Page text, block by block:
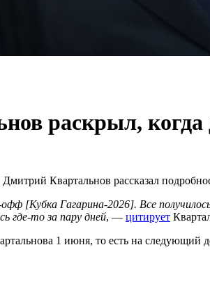
раскрыл, когда
Квартальнов рассказал
[Кубка Гагарина-2026]. Все
где-то за пару дней, — цитирует
1 июня, то есть на следующий